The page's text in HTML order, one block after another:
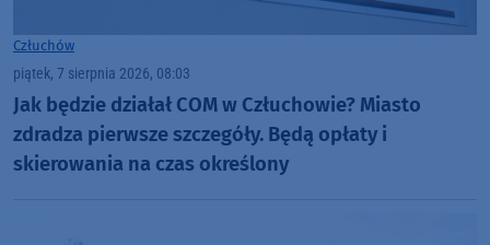
Człuchów
piątek, 7 sierpnia 2026, 08:03
Jak będzie działał COM w Człuchowie? Miasto
zdradza pierwsze szczegóły. Będą opłaty i
skierowania na czas określony